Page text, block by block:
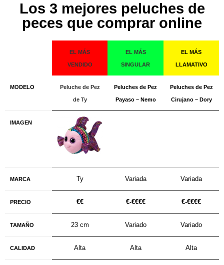
Los 3 mejores peluches de
peces que comprar online
EL MÁS
VENDIDO
EL MÁS
SINGULAR
EL MÁS
LLAMATIVO
MODELO Peluche de Pez
de Ty
Peluches de Pez
Payaso – Nemo
Peluches de Pez
Cirujano – Dory
IMAGEN
MARCA Ty Variada Variada
PRECIO €€ €-€€€€ €-€€€€
TAMAÑO 23 cm Variado Variado
CALIDAD Alta Alta Alta